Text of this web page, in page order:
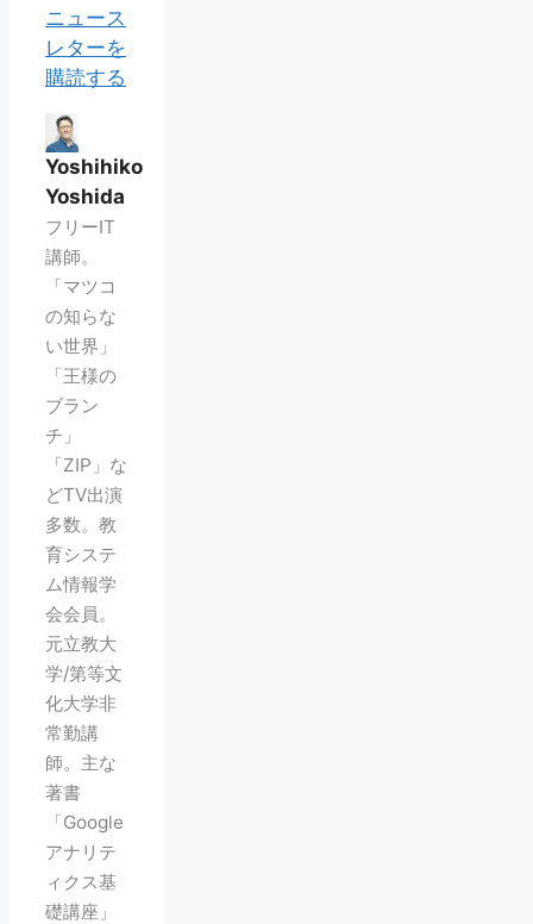
ニュース
レターを
購読する
Yoshihiko
Yoshida
フリーIT
講師。
「マツコ
の知らな
い世界」
「王様の
ブラン
チ」
「ZIP」な
どTV出演
多数。教
育システ
ム情報学
会会員。
元立教大
学/第等文
化大学非
常勤講
師。主な
著書
「Google
アナリテ
ィクス基
礎講座」